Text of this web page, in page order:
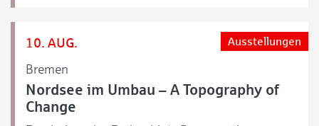
10. AUG.
Bremen
Ausstellungen
Nordsee im Umbau – A Topography of
Change